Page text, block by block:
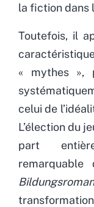
la fiction dans
Toutefois, il
« mythes »,
celui de
L’élection du
part
remarquable
Bildungsroman